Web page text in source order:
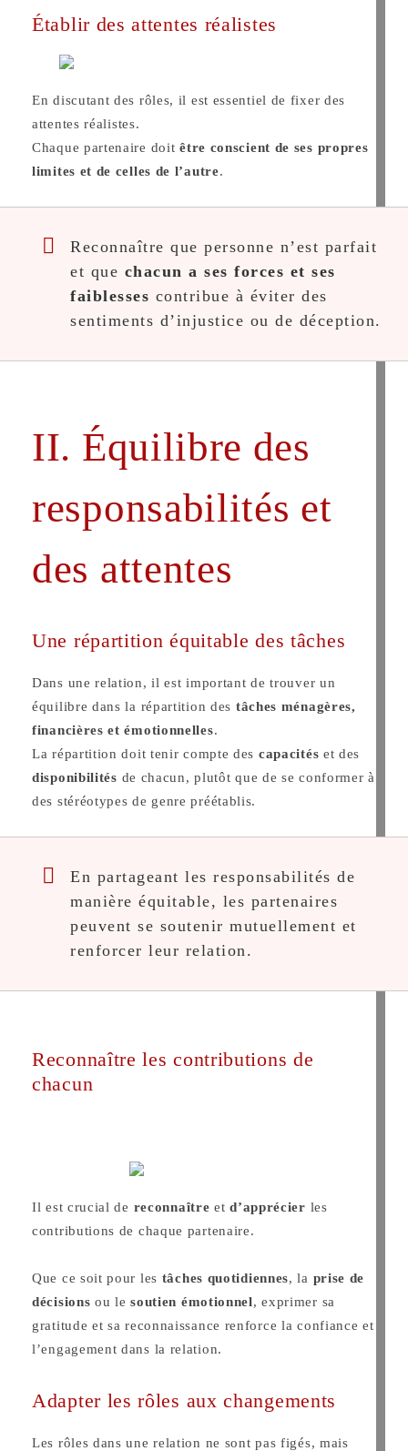
Établir des attentes réalistes
En discutant des rôles, il est essentiel de fixer des
attentes réalistes.
Chaque partenaire doitêtre conscient de ses propres
limites et de celles de l’autre.
Reconnaître que personne n’est parfait
et que chacun a ses forces et ses
faiblesses contribue à éviter des
sentiments d’injustice ou de déception.
II. Équilibre des
responsabilités et
des attentes
Une répartition équitable des tâches
Dans une relation, il est important de trouver un
équilibre dans la répartition des tâches ménagères,
financières et émotionnelles.
La répartition doit tenir compte des capacités et des
disponibilités de chacun, plutôt que de se conformer à
des stéréotypes de genre préétablis.
En partageant les responsabilités de
manière équitable, les partenaires
peuvent se soutenir mutuellement et
renforcer leur relation.
Reconnaître les contributions de
chacun
Il est crucial de reconnaître etd’apprécier les
contributions de chaque partenaire.
Que ce soit pour les tâches quotidiennes, la prise de
décisions ou lesoutien émotionnel, exprimer sa
gratitude et sa reconnaissance renforce la confiance et
l’engagement dans la relation.
Adapter les rôles aux changements
Les rôles dans une relation ne sont pas figés, mais